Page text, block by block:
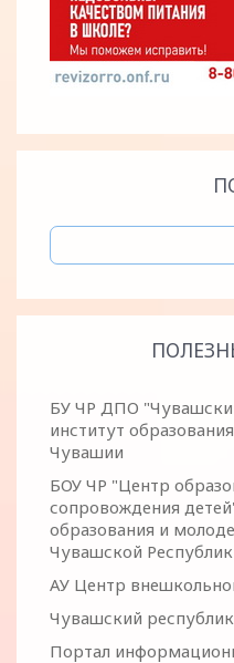
БУ ЧР ДПО
институт
Чувашии
БОУ ЧР "Центр
сопровождения
образования и
Чувашской
АУ Центр
Чувашский
Портал